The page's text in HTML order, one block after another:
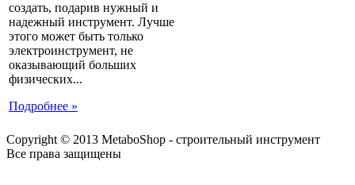
создать, подарив нужный и
надежный инструмент. Лучше
этого может быть только
электроинструмент, не
оказывающий больших
физических...
Подробнее »
Copyright © 2013 MetaboShop - строительный инструмент
Все права защищены